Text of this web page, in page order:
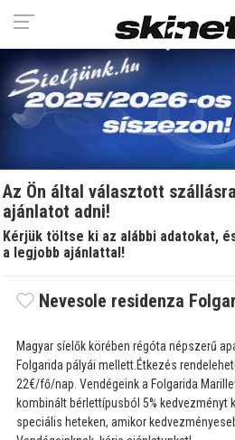
Az Ön által választott
ajánlatot adni!
Kérjük töltse ki az alábbi adatokat,
a legjobb ajánlattal!
Nevesole residenza
Magyar síelők körében régóta népszerű
Folgarida pályái mellett.Étkezés
22€/fő/nap. Vendégeink a Folgarida
kombinált bérlettípusból 5% kedvezményt
speciális heteken, amikor